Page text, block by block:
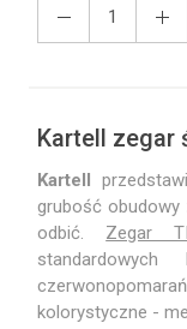
Kartell zegar
Kartell
grubość obudowy
odbić. Zegar
kolorystyczne -